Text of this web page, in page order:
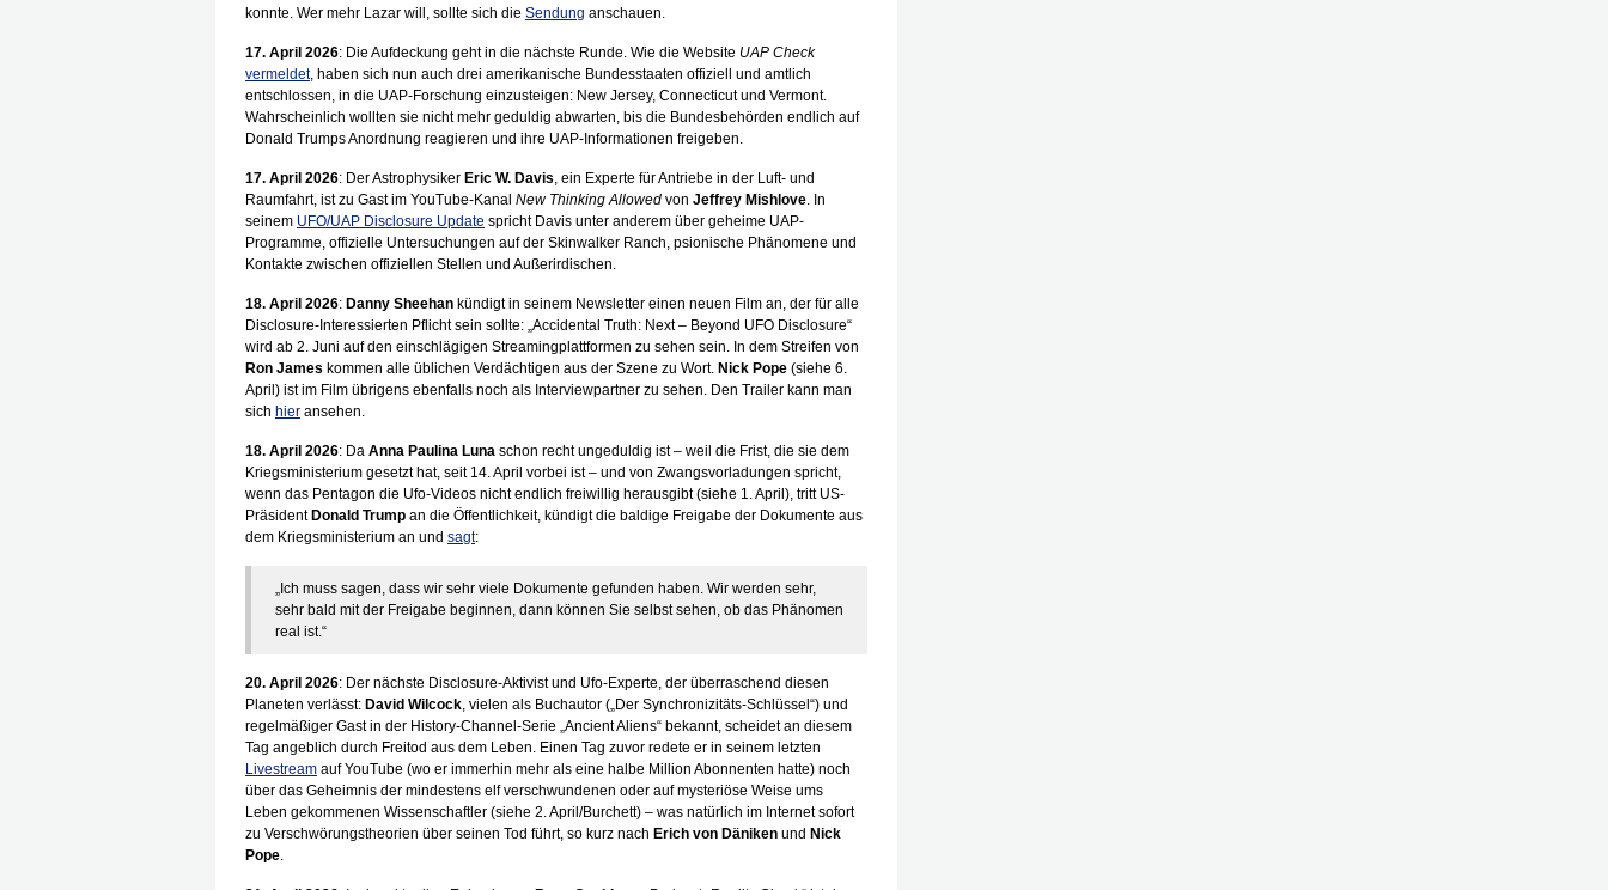
konnte. Wer mehr Lazar will, sollte sich die Sendung anschauen.
17. April 2026: Die Aufdeckung geht in die nächste Runde. Wie die Website UAP Check
vermeldet, haben sich nun auch drei amerikanische Bundesstaaten offiziell und amtlich
entschlossen, in die UAP-Forschung einzusteigen: New Jersey, Connecticut und Vermont.
Wahrscheinlich wollten sie nicht mehr geduldig abwarten, bis die Bundesbehörden endlich auf
Donald Trumps Anordnung reagieren und ihre UAP-Informationen freigeben.
17. April 2026: Der Astrophysiker Eric W. Davis, ein Experte für Antriebe in der Luft- und
Raumfahrt, ist zu Gast im YouTube-Kanal New Thinking Allowed von Jeffrey Mishlove. In
seinem UFO/UAP Disclosure Update spricht Davis unter anderem über geheime UAP-
Programme, offizielle Untersuchungen auf der Skinwalker Ranch, psionische Phänomene und
Kontakte zwischen offiziellen Stellen und Außerirdischen.
18. April 2026: Danny Sheehan kündigt in seinem Newsletter einen neuen Film an, der für alle
Disclosure-Interessierten Pflicht sein sollte: „Accidental Truth: Next – Beyond UFO Disclosure“
wird ab 2. Juni auf den einschlägigen Streamingplattformen zu sehen sein. In dem Streifen von
Ron James kommen alle üblichen Verdächtigen aus der Szene zu Wort. Nick Pope (siehe 6.
April) ist im Film übrigens ebenfalls noch als Interviewpartner zu sehen. Den Trailer kann man
sich hier ansehen.
18. April 2026: Da Anna Paulina Luna schon recht ungeduldig ist – weil die Frist, die sie dem
Kriegsministerium gesetzt hat, seit 14. April vorbei ist – und von Zwangsvorladungen spricht,
wenn das Pentagon die Ufo-Videos nicht endlich freiwillig herausgibt (siehe 1. April), tritt US-
Präsident Donald Trump an die Öffentlichkeit, kündigt die baldige Freigabe der Dokumente aus
dem Kriegsministerium an und sagt:
„Ich muss sagen, dass wir sehr viele Dokumente gefunden haben. Wir werden sehr,
sehr bald mit der Freigabe beginnen, dann können Sie selbst sehen, ob das Phänomen
real ist.“
20. April 2026: Der nächste Disclosure-Aktivist und Ufo-Experte, der überraschend diesen
Planeten verlässt: David Wilcock, vielen als Buchautor („Der Synchronizitäts-Schlüssel“) und
regelmäßiger Gast in der History-Channel-Serie „Ancient Aliens“ bekannt, scheidet an diesem
Tag angeblich durch Freitod aus dem Leben. Einen Tag zuvor redete er in seinem letzten
Livestream auf YouTube (wo er immerhin mehr als eine halbe Million Abonnenten hatte) noch
über das Geheimnis der mindestens elf verschwundenen oder auf mysteriöse Weise ums
Leben gekommenen Wissenschaftler (siehe 2. April/Burchett) – was natürlich im Internet sofort
zu Verschwörungstheorien über seinen Tod führt, so kurz nach Erich von Däniken und Nick
Pope.